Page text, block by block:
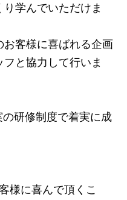
学んでいただけま
客様に喜ばれる企画
と協力して行いま
研修制度で着実に成
様に喜んで頂くこ